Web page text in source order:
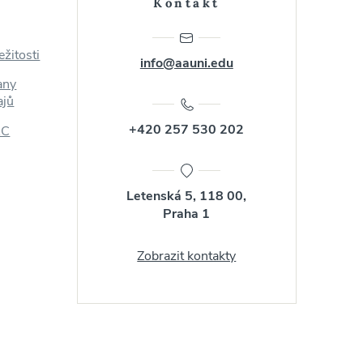
info@aauni.edu
+420 257 530 202
Letenská 5, 118 00,
Praha 1
Zobrazit kontakty